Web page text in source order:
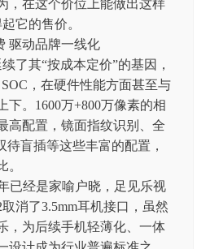
，在这个价位上能做出这样
它的售价。
了其“按成本定价”的基因，
，在硬件性能方面甚至与
下。1600万+800万像素的相
高配置，镜面指纹识别、全
待盲插等这些丰富的配置，
。
已经是家喻户晓，足见乐视
消了3.5mm耳机接口，虽然
，为后续手机轻薄化、一体